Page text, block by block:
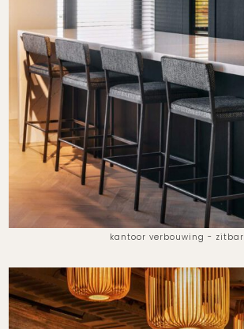
kantoor verbouwing - zitbar